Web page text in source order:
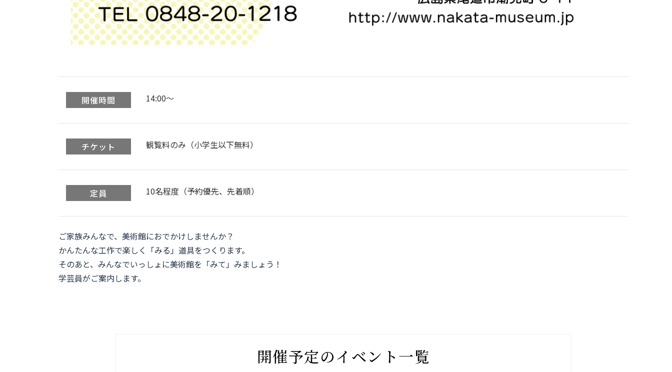
開催時間 14:00〜
チケット 観覧料のみ（小学生以下無料）
定員 10名程度（予約優先、先着順）
ご家族みんなで、美術館におでかけしませんか？
かんたんな工作で楽しく「みる」道具をつくります。
そのあと、みんなでいっしょに美術館を「みて」みましょう！
学芸員がご案内します。
開催予定のイベント一覧